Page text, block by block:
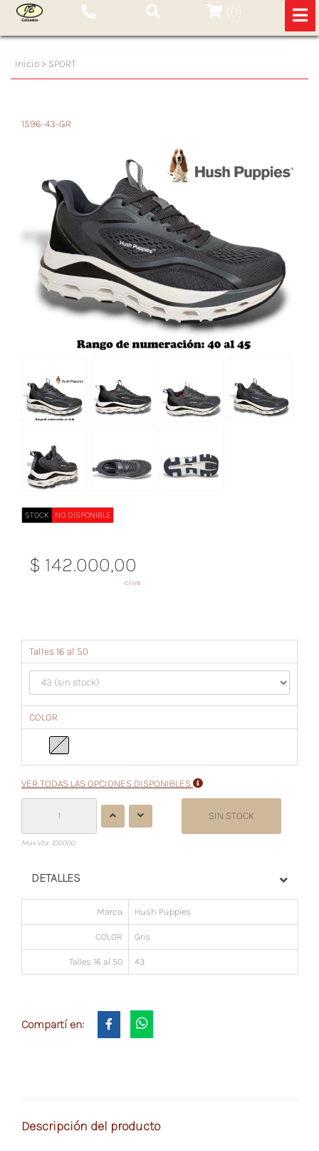
(0)
Inicio > SPORT
1596-43-GR
STOCK NO DISPONIBLE
$ 142.000,00
c/iva
Talles 16 al 50
COLOR
VER TODAS LAS OPCIONES DISPONIBLES
Max Vta: 100000
SIN STOCK
DETALLES
Marca Hush Puppies
COLOR Gris
Talles 16 al 50 43
Compartí en:
Descripción del producto